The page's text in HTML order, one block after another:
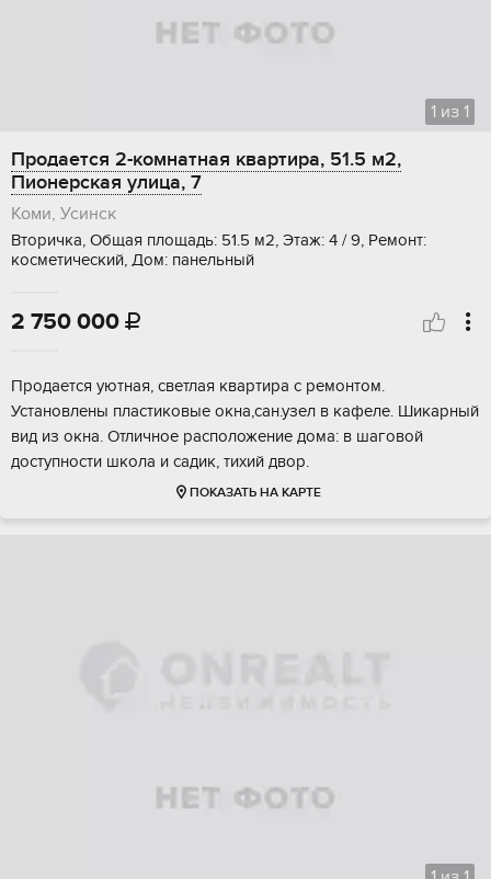
1 из 1
Продается 2-комнатная квартира, 51.5 м2,
Пионерская улица, 7
Коми, Усинск
Вторичка, Общая площадь: 51.5 м2, Этаж: 4 / 9, Ремонт:
косметический, Дом: панельный
2 750 000 
Продается уютная, светлая квартира с ремонтом.
Установлены пластиковые окна,сан.узел в кафеле. Шикарный
вид из окна. Отличное расположение дома: в шаговой
доступности школа и садик, тихий двор.
ПОКАЗАТЬ НА КАРТЕ